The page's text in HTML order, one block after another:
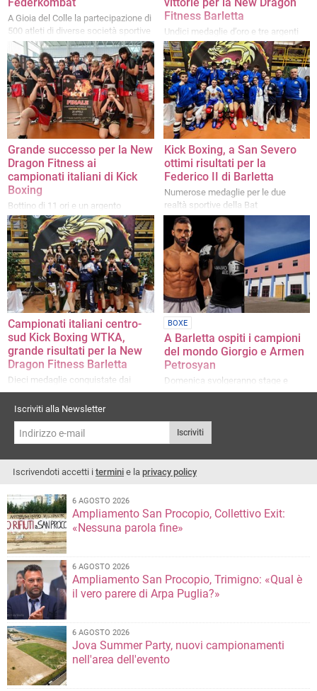
Federkombat
A Gioia del Colle la partecipazione di
500 atleti di diverse società sportive
della regione
vittorie per la New Dragon
Fitness Barletta
Undici medaglie d’oro e tre argenti
conquistati dai ragazzi del maestro
Nino Gaetano Vaccariello
Grande successo per la New
Dragon Fitness ai
campionati italiani di Kick
Boxing
Bottino di 11 ori e un argento
Kick Boxing, a San Severo
ottimi risultati per la
Federico II di Barletta
Numerose medaglie per le due
realtà sportive della Bat
Campionati italiani centro-
sud Kick Boxing WTKA,
grande risultati per la New
Dragon Fitness Barletta
Dieci medaglie conquistate dai
ragazzi del maestro Nino Vaccariello
BOXE
A Barletta ospiti i campioni
del mondo Giorgio e Armen
Petrosyan
Domenica svolgeranno stage e
dimostrative al Paladisfida: al
dedicato a Willy Monteiro Duarte
Iscriviti alla Newsletter
Iscriviti
Iscrivendoti accetti i termini e la privacy policy
6 AGOSTO 2026
Ampliamento San Procopio, Collettivo Exit:
«Nessuna parola fine»
6 AGOSTO 2026
Ampliamento San Procopio, Trimigno: «Qual è
il vero parere di Arpa Puglia?»
6 AGOSTO 2026
Jova Summer Party, nuovi campionamenti
nell'area dell'evento